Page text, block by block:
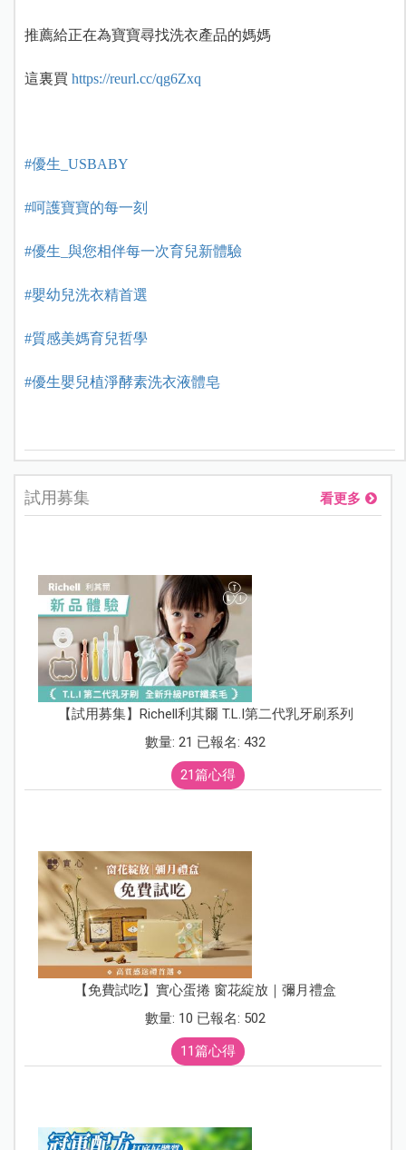
推薦給正在為寶寶尋找洗衣產品的媽媽
這裏買 https://reurl.cc/qg6Zxq
#優生_USBABY
#呵護寶寶的每一刻
#優生_與您相伴每一次育兒新體驗
#嬰幼兒洗衣精首選
#質感美媽育兒哲學
#優生嬰兒植淨酵素洗衣液體皂
試用募集 看更多
【試用募集】Richell利其爾 T.L.I第二代乳牙刷系列
數量: 21 已報名: 432
21篇心得
【免費試吃】實心蛋捲 窗花綻放｜彌月禮盒
數量: 10 已報名: 502
11篇心得